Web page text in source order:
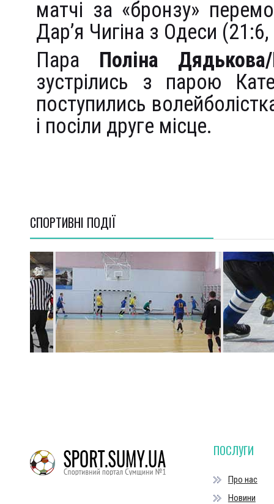
матчі за «бронзу»
Дар’я Чигіна з Одеси
Пара Поліна
зустрілись з парою
поступились
і посіли друге місце.
СПОРТИВНI ПОДІЇ
ПОСЛУГИ
Про нас
Новини